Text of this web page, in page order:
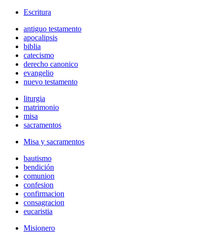
Escritura
antiguo testamento
apocalipsis
biblia
catecismo
derecho canonico
evangelio
nuevo testamento
liturgia
matrimonio
misa
sacramentos
Misa y sacramentos
bautismo
bendición
comunion
confesion
confirmacion
consagracion
eucaristia
Misionero